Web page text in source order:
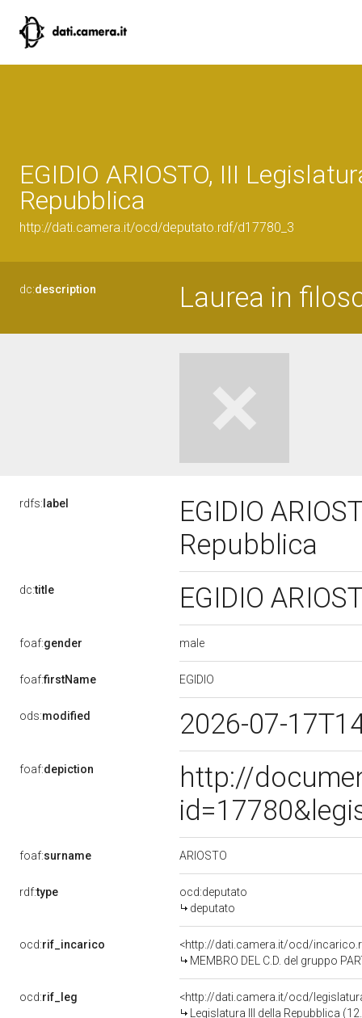
EGIDIO ARIOSTO, III
Repubblica
http://dati.camera.it/ocd/deputato.rdf/d17780_3
dc:description Laurea in
rdfs: label
EGIDIO
Repubblica
dc:title EGIDIO
foaf:gender male
foaf:firstName EGIDIO
ods:modified 2026-07-
foaf:depiction
http://
foaf:surname ARIOSTO
rdf:type
ocd:deputato
deputato
ocd:rif_incarico
<http://dati.camera.it/ocd/
MEMBRO DEL C.D. del gruppo
ocd:rif_leg
<http://dati.camera.it/ocd/
Legislatura III della Repubblica